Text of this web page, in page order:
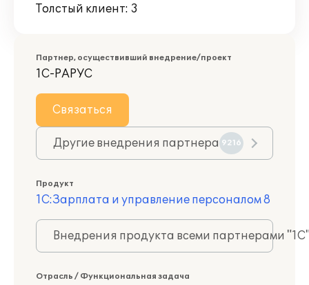
Толстый клиент: 3
Партнер, осуществивший внедрение/проект
1С-РАРУС
Связаться
Другие внедрения партнера 9216
Продукт
1С:Зарплата и управление персоналом 8
Внедрения продукта всеми партнерами
Отрасль / Функциональная задача